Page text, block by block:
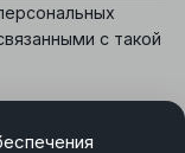
связанными с такой